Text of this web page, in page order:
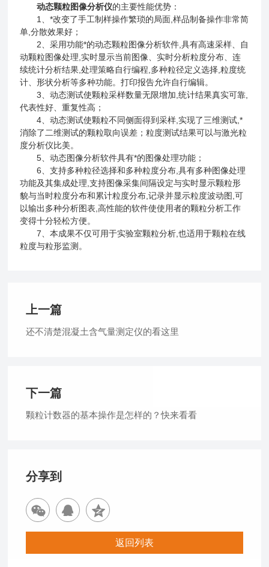
动态颗粒图像分析仪的主要性能优势：
1、*改变了手工制样操作繁琐的局面,样品制备操作非常简
单,分散效果好；
2、采用功能*的动态颗粒图像分析软件,具有高速采样、自
动颗粒图像处理,实时显示当前图像、实时分析粒度分布、连
续统计分析结果,处理策略自行编程,多种粒径定义选择,粒度统
计、形状分析等多种功能。打印报告允许自行编辑。
3、动态测试使颗粒采样数量无限增加,统计结果真实可靠,
代表性好、重复性高；
4、动态测试使颗粒不同侧面得到采样,实现了三维测试,*
消除了二维测试的颗粒取向误差；粒度测试结果可以与激光粒
度分析仪比美。
5、动态图像分析软件具有*的图像处理功能；
6、支持多种粒径选择和多种粒度分布,具有多种图像处理
功能及其集成处理,支持图像采集间隔设定与实时显示颗粒形
貌与当时粒度分布和累计粒度分布,记录并显示粒度波动图,可
以输出多种分析图表,高性能的软件使使用者的颗粒分析工作
变得十分轻松方便。
7、本成果不仅可用于实验室颗粒分析,也适用于颗粒在线
粒度与粒形监测。
上一篇
还不清楚混凝土含气量测定仪的看这里
下一篇
颗粒计数器的基本操作是怎样的？快来看看
分享到
返回列表